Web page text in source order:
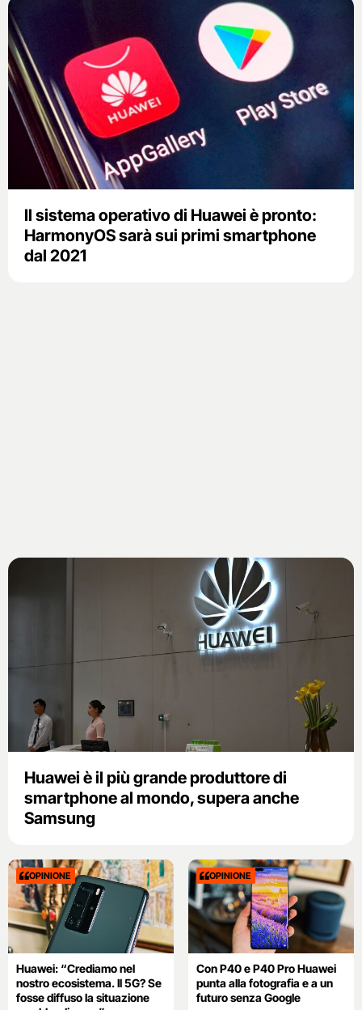
Il sistema operativo di Huawei è pronto:
HarmonyOS sarà sui primi smartphone
dal 2021
Huawei è il più grande produttore di
smartphone al mondo, supera anche
Samsung
OPINIONE
Huawei: “Crediamo nel
nostro ecosistema. Il 5G? Se
fosse diffuso la situazione
OPINIONE
Con P40 e P40 Pro Huawei
punta alla fotografia e a un
futuro senza Google